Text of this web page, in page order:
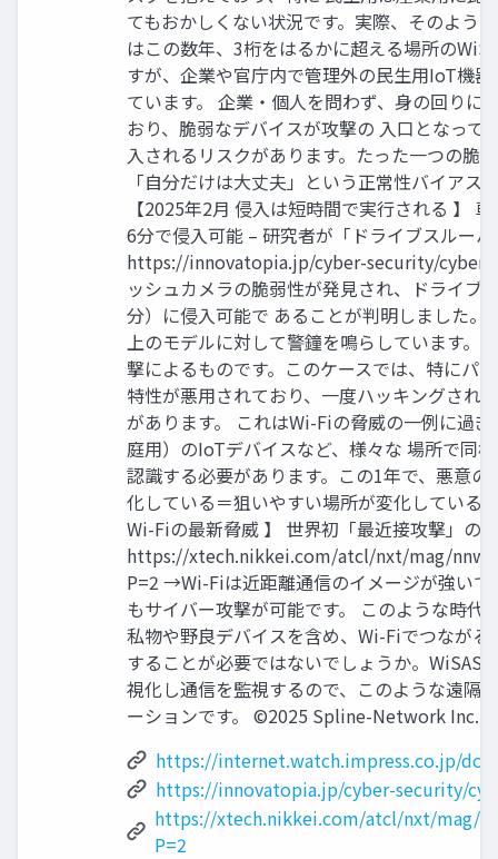
てもおかしくない状況です。実際、そのよう
はこの数年、3桁をはるかに超える場所の
すが、企業や官庁内で管理外の民生用IoT機
ています。 企業・個人を問わず、身の回りに
おり、脆弱なデバイスが攻撃の 入口となって
入されるリスクがあります。たった一つの脆
「自分だけは大丈夫」という正常性バイアス
【2025年2月 侵入は短時間で実行される 】
6分で侵入可能 – 研究者が「ドライブスルー
https://innovatopia.jp/cyber-security/
ッシュカメラの脆弱性が発見され、ドライブ
分）に侵入可能で あることが判明しました。
上のモデルに対して警鐘を鳴らしています。
撃によるものです。このケースでは、特にパ
特性が悪用されており、一度ハッキングされ
があります。 これはWi-Fiの脅威の一例に過
庭用）のIoTデバイスなど、様々な 場所で同
認識する必要があります。この1年で、悪意
化している＝狙いやすい場所が変化している
Wi-Fiの最新脅威 】 世界初「最近接攻撃」の
https://xtech.nikkei.com/atcl/nxt/mag/nnw/
P=2 →Wi-Fiは近距離通信のイメージが強い
もサイバー攻撃が可能です。 このような時代
私物や野良デバイスを含め、Wi-Fiでつなが
することが必要ではないでしょうか。WiSAS
視化し通信を監視するので、このような遠隔
ーションです。 ©2025 Spline-Network Inc.
https://internet.watch.impress.co.jp/
https://innovatopia.jp/cyber-security/
https://xtech.nikkei.com/atcl/nxt/mag/
P=2